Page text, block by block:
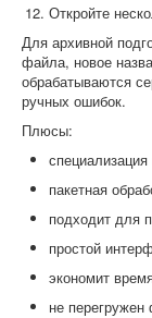
Откройте
Для архивной
файла, новое
обрабатываются
ручных ошибок.
Плюсы:
пакетная
подходит для
простой
экономит
не перегружен